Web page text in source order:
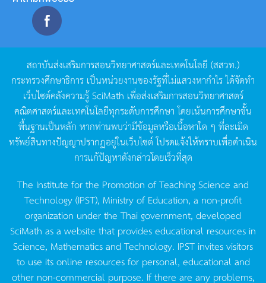
สถาบันส่งเสริมการสอนวิทยาศาสตร์และเทคโนโลยี (สสวท.)
กระทรวงศึกษาธิการ เป็นหน่วยงานของรัฐที่ไม่แสวงหากำไรได้จัดทำ
เว็บไซต์คลังความรู้SciMath เพื่อส่งเสริมการสอนวิทยาศาสตร์
คณิตศาสตร์และเทคโนโลยีทุกระดับการศึกษา โดยเน้นการศึกษาขั้น
พื้นฐานเป็นหลัก หากท่านพบว่ามีข้อมูลหรือเนื้อหาใด ๆ ที่ละเมิด
ทรัพย์สินทางปัญญาปรากฏอยู่ในเว็บไซต์โปรดแจ้งให้ทราบเพื่อดำเนิน
การแก้ปัญหาดังกล่าวโดยเร็วที่สุด
The Institute for the Promotion of Teaching Science and
Technology (IPST), Ministry of Education, a non-profit
organization under the Thai government, developed
SciMath as a website that provides educational resources in
Science, Mathematics and Technology. IPST invites visitors
to use its online resources for personal, educational and
other non-commercial purpose. If there are any problems,